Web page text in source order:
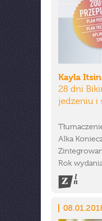
Kayla
28 dni
jedzeniu i
Alka
Rok